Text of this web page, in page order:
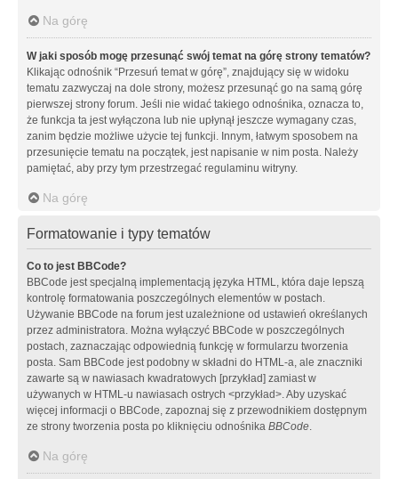
Na górę
W jaki sposób mogę przesunąć swój temat na górę strony tematów?
Klikając odnośnik “Przesuń temat w górę”, znajdujący się w widoku
tematu zazwyczaj na dole strony, możesz przesunąć go na samą górę
pierwszej strony forum. Jeśli nie widać takiego odnośnika, oznacza to,
że funkcja ta jest wyłączona lub nie upłynął jeszcze wymagany czas,
zanim będzie możliwe użycie tej funkcji. Innym, łatwym sposobem na
przesunięcie tematu na początek, jest napisanie w nim posta. Należy
pamiętać, aby przy tym przestrzegać regulaminu witryny.
Na górę
Formatowanie i typy tematów
Co to jest BBCode?
BBCode jest specjalną implementacją języka HTML, która daje lepszą
kontrolę formatowania poszczególnych elementów w postach.
Używanie BBCode na forum jest uzależnione od ustawień określanych
przez administratora. Można wyłączyć BBCode w poszczególnych
postach, zaznaczając odpowiednią funkcję w formularzu tworzenia
posta. Sam BBCode jest podobny w składni do HTML-a, ale znaczniki
zawarte są w nawiasach kwadratowych [przykład] zamiast w
używanych w HTML-u nawiasach ostrych <przykład>. Aby uzyskać
więcej informacji o BBCode, zapoznaj się z przewodnikiem dostępnym
ze strony tworzenia posta po kliknięciu odnośnika BBCode.
Na górę